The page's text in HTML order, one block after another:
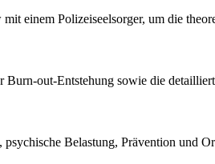
einem Polizeiseelsorger, um die
out-Entstehung sowie die
Belastung, Prävention und